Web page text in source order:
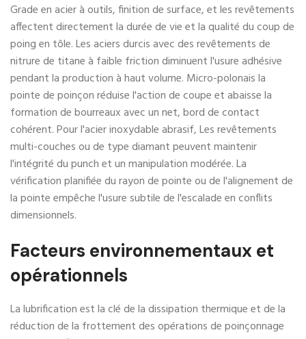
Grade en acier à outils, finition de surface, et les revêtements
affectent directement la durée de vie et la qualité du coup de
poing en tôle. Les aciers durcis avec des revêtements de
nitrure de titane à faible friction diminuent l'usure adhésive
pendant la production à haut volume. Micro-polonais la
pointe de poinçon réduise l'action de coupe et abaisse la
formation de bourreaux avec un net, bord de contact
cohérent. Pour l'acier inoxydable abrasif, Les revêtements
multi-couches ou de type diamant peuvent maintenir
l'intégrité du punch et un manipulation modérée. La
vérification planifiée du rayon de pointe ou de l'alignement de
la pointe empêche l'usure subtile de l'escalade en conflits
dimensionnels.
Facteurs environnementaux et
opérationnels
La lubrification est la clé de la dissipation thermique et de la
réduction de la frottement des opérations de poinçonnage